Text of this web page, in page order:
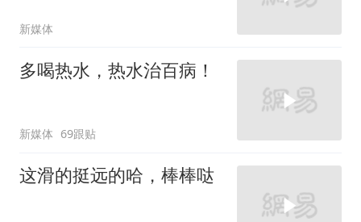
新媒体
多喝热水，热水治百病！
新媒体 69跟贴
这滑的挺远的哈，棒棒哒